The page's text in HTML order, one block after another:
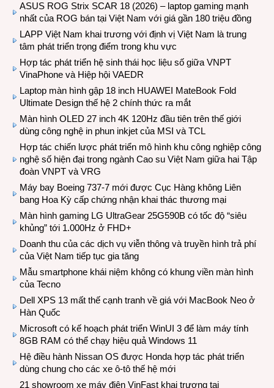
ASUS ROG Strix SCAR 18 (2026) – laptop gaming mạnh
nhất của ROG bán tại Việt Nam với giá gần 180 triệu đồng
LAPP Việt Nam khai trương với định vị Việt Nam là trung
tâm phát triển trọng điểm trong khu vực
Hợp tác phát triển hệ sinh thái học liệu số giữa VNPT
VinaPhone và Hiệp hội VAEDR
Laptop màn hình gập 18 inch HUAWEI MateBook Fold
Ultimate Design thế hệ 2 chính thức ra mắt
Màn hình OLED 27 inch 4K 120Hz đầu tiên trên thế giới
dùng công nghệ in phun inkjet của MSI và TCL
Hợp tác chiến lược phát triển mô hình khu công nghiệp công
nghệ số hiện đại trong ngành Cao su Việt Nam giữa hai Tập
đoàn VNPT và VRG
Máy bay Boeing 737-7 mới được Cục Hàng không Liên
bang Hoa Kỳ cấp chứng nhận khai thác thương mại
Màn hình gaming LG UltraGear 25G590B có tốc độ “siêu
khủng” tới 1.000Hz ở FHD+
Doanh thu của các dịch vụ viễn thông và truyền hình trả phí
của Việt Nam tiếp tục gia tăng
Mẫu smartphone khái niệm không có khung viền màn hình
của Tecno
Dell XPS 13 mất thế cạnh tranh về giá với MacBook Neo ở
Hàn Quốc
Microsoft có kế hoạch phát triển WinUI 3 để làm máy tính
8GB RAM có thể chạy hiệu quả Windows 11
Hệ điều hành Nissan OS được Honda hợp tác phát triển
dùng chung cho các xe ô-tô thế hệ mới
21 showroom xe máy điện VinFast khai trương tại